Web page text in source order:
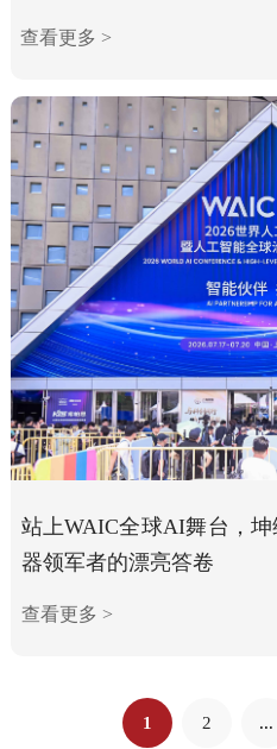
查看更多 >
站上WAIC全球AI舞台，
器领军者的漂亮答卷
查看更多 >
1 2 ...